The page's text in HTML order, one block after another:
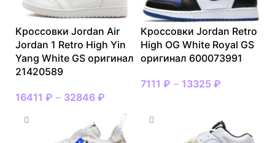
Кроссовки Jordan Air
Jordan 1 Retro High Yin
Yang White GS оригинал
21420589
16411 ₽ – 32846 ₽
Кроссовки Jordan Retro
High OG White Royal GS
оригинал 600073991
7111 ₽ – 13325 ₽